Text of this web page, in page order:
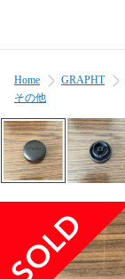
Home GRAPHT
その他